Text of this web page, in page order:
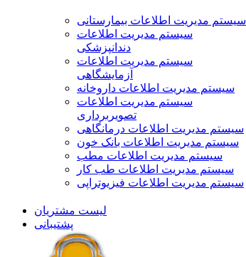
سیستم مدیریت اطلاعات بیمارستانی
سیستم مدیریت اطلاعات
دندانپزشکی
سیستم مدیریت اطلاعات
آزمایشگاهی
سیستم مدیریت اطلاعات داروخانه
سیستم مدیریت اطلاعات
تصویربرداری
سیستم مدیریت اطلاعات درمانگاهی
سیستم مدیریت اطلاعات بانک خون
سیستم مدیریت اطلاعات مطب
سیستم مدیریت اطلاعات طب کار
سیستم مدیریت اطلاعات فیزیوتراپی
لیست مشتریان
پشتیبانی